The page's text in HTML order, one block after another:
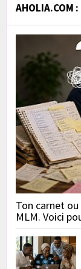
Ton carnet
MLM. Voici